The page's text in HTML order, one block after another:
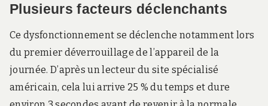
Plusieurs facteurs déclenchants
Ce dysfonctionnement se déclenche notamment lors
du premier déverrouillage de l’appareil de la
journée. D’après un lecteur du site spécialisé
américain, cela lui arrive 25 % du temps et dure